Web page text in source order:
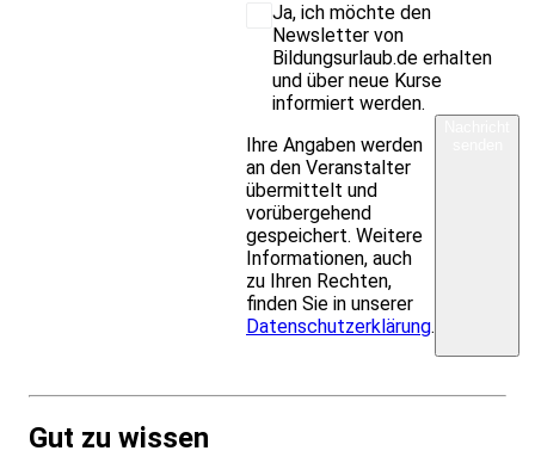
Ja, ich möchte den
Newsletter von
Bildungsurlaub.de erhalten
und über neue Kurse
informiert werden.
Ihre Angaben werden
an den Veranstalter
übermittelt und
vorübergehend
gespeichert. Weitere
Informationen, auch
zu Ihren Rechten,
finden Sie in unserer
Datenschutzerklärung.
Gut zu wissen